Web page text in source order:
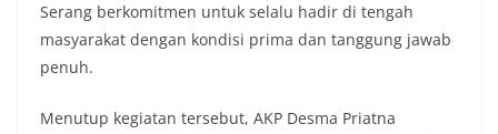
Serang berkomitmen untuk selalu hadir di tengah
masyarakat dengan kondisi prima dan tanggung jawab
penuh.
Menutup kegiatan tersebut, AKP Desma Priatna